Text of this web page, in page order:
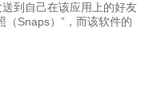
到自己在该应用上的好友
（Snaps）”，而该软件的